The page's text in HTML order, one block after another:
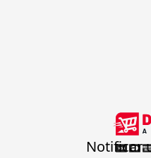
Notificar